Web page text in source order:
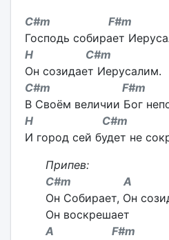
С#m F#m
Господь собирает
H С#m
Он созидает Иерусалим.
С#m F#m
В Своём величии Бог
H С#m
И город сей будет не
Припев:
С#m
Он Собирает, Он
Он воскрешает
А F#m